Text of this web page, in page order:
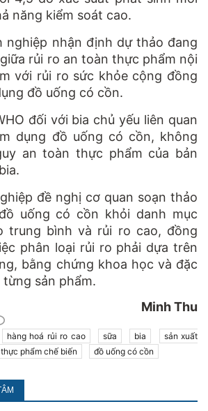
năng kiểm soát cao.
nghiệp nhận định dự thảo đang
rủi ro an toàn thực phẩm nội
với rủi ro sức khỏe cộng đồng
đồ uống có cồn.
đối với bia chủ yếu liên quan
dụng đồ uống có cồn, không
an toàn thực phẩm của bản
đề nghị cơ quan soạn thảo
uống có cồn khỏi danh mục
trung bình và rủi ro cao, đồng
phân loại rủi ro phải dựa trên
bằng chứng khoa học và đặc
sản phẩm.
Minh Thu
hàng hoá rủi ro cao sữa bia
sản xuất
thực phẩm chế biến đồ uống có cồn